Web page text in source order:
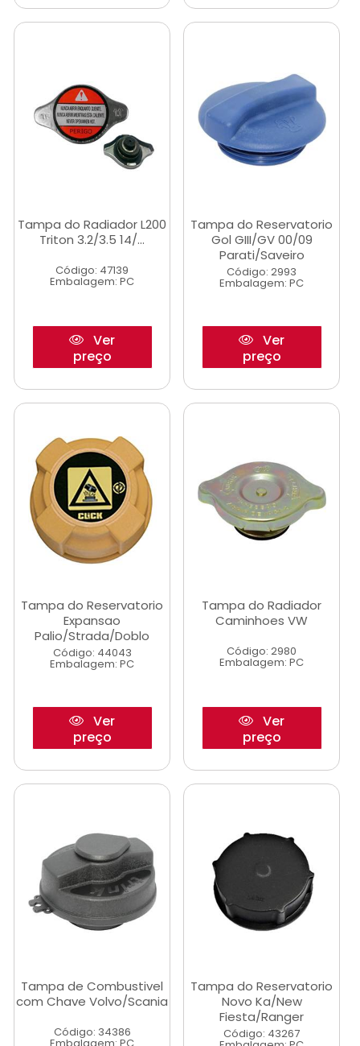
Tampa do Radiador L200
Triton 3.2/3.5 14/...
Código: 47139
Embalagem: PC
Ver
preço
Tampa do Reservatorio
Gol GIII/GV 00/09
Parati/Saveiro
Código: 2993
Embalagem: PC
Ver
preço
Tampa do Reservatorio
Expansao
Palio/Strada/Doblo
Código: 44043
Embalagem: PC
Ver
preço
Tampa do Radiador
Caminhoes VW
Código: 2980
Embalagem: PC
Ver
preço
Tampa de Combustivel
com Chave Volvo/Scania
Código: 34386
Tampa do Reservatorio
Novo Ka/New
Fiesta/Ranger
Código: 43267